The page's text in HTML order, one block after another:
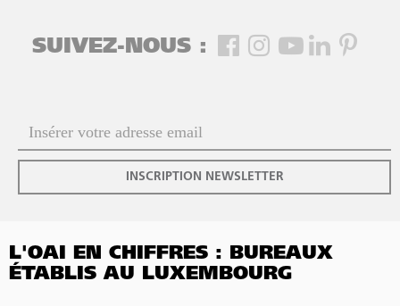
SUIVEZ-NOUS :
INSCRIPTION NEWSLETTER
L'OAI EN CHIFFRES : BUREAUX
ÉTABLIS AU LUXEMBOURG